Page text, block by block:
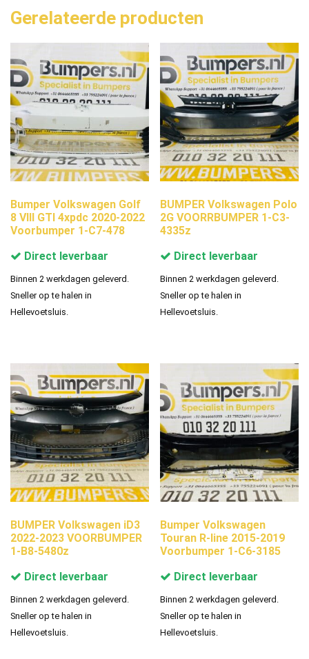
Gerelateerde producten
Bumper Volkswagen Golf
8 VIII GTI 4xpdc 2020-2022
Voorbumper 1-C7-478
Direct leverbaar
Binnen 2 werkdagen geleverd.
Sneller op te halen in
Hellevoetsluis.
BUMPER Volkswagen Polo
2G VOORRBUMPER 1-C3-
4335z
Direct leverbaar
Binnen 2 werkdagen geleverd.
Sneller op te halen in
Hellevoetsluis.
BUMPER Volkswagen iD3
2022-2023 VOORBUMPER
1-B8-5480z
Direct leverbaar
Binnen 2 werkdagen geleverd.
Sneller op te halen in
Hellevoetsluis.
Bumper Volkswagen
Touran R-line 2015-2019
Voorbumper 1-C6-3185
Direct leverbaar
Binnen 2 werkdagen geleverd.
Sneller op te halen in
Hellevoetsluis.